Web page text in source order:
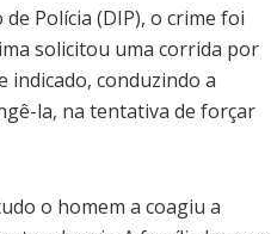
Polícia (DIP), o crime foi
solicitou uma corrida por
conduzindo a
la, na tentativa de forçar
o homem a coagiu a